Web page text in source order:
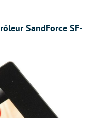
SandForce SF-